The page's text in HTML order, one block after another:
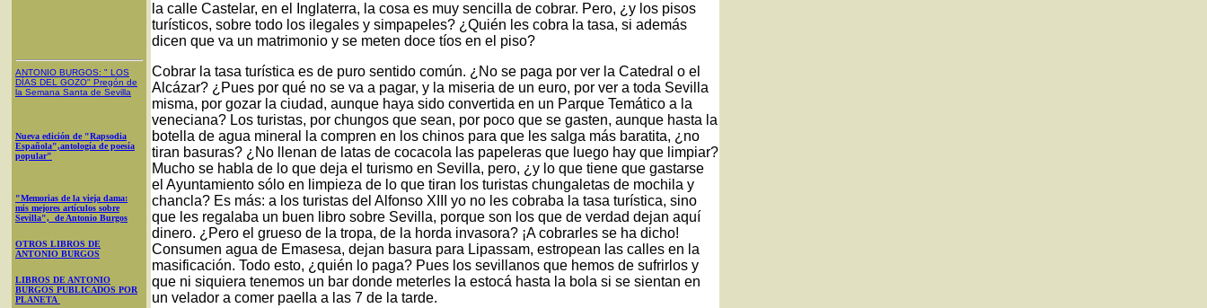
ANTONIO BURGOS: " LOS
DÍAS DEL GOZO" Pregón de
la Semana Santa de Sevilla
Nueva edición de "Rapsodia
Española",antología de poesía
popular"
"Memorias de la vieja dama:
mis mejores artículos sobre
Sevilla", de Antonio Burgos
OTROS LIBROS DE
ANTONIO BURGOS
LIBROS DE ANTONIO
BURGOS PUBLICADOS POR
PLANETA
la calle Castelar, en el Inglaterra, la cosa es muy sencilla de cobrar. Pero, ¿y los pisos
turísticos, sobre todo los ilegales y simpapeles? ¿Quién les cobra la tasa, si además
dicen que va un matrimonio y se meten doce tíos en el piso?
Cobrar la tasa turística es de puro sentido común. ¿No se paga por ver la Catedral o el
Alcázar? ¿Pues por qué no se va a pagar, y la miseria de un euro, por ver a toda Sevilla
misma, por gozar la ciudad, aunque haya sido convertida en un Parque Temático a la
veneciana? Los turistas, por chungos que sean, por poco que se gasten, aunque hasta la
botella de agua mineral la compren en los chinos para que les salga más baratita, ¿no
tiran basuras? ¿No llenan de latas de cocacola las papeleras que luego hay que limpiar?
Mucho se habla de lo que deja el turismo en Sevilla, pero, ¿y lo que tiene que gastarse
el Ayuntamiento sólo en limpieza de lo que tiran los turistas chungaletas de mochila y
chancla? Es más: a los turistas del Alfonso XIII yo no les cobraba la tasa turística, sino
que les regalaba un buen libro sobre Sevilla, porque son los que de verdad dejan aquí
dinero. ¿Pero el grueso de la tropa, de la horda invasora? ¡A cobrarles se ha dicho!
Consumen agua de Emasesa, dejan basura para Lipassam, estropean las calles en la
masificación. Todo esto, ¿quién lo paga? Pues los sevillanos que hemos de sufrirlos y
que ni siquiera tenemos un bar donde meterles la estocá hasta la bola si se sientan en
un velador a comer paella a las 7 de la tarde.